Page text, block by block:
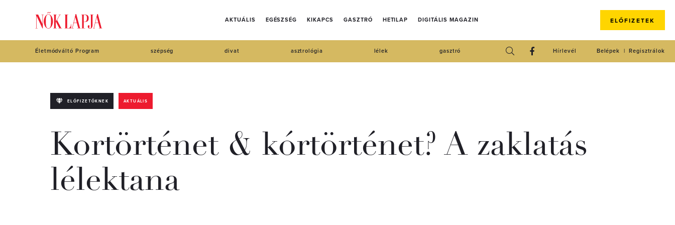
AKTUÁLIS EGÉSZSÉG KIKAPCS GASZTRÓ HETILAP DIGITÁLIS MAGAZIN ELŐFIZETEK
Életmódváltó Program szépség divat asztrológia lélek gasztró Regisztrálok
Belépek
Hírlevél
ELŐFIZETŐKNEK AKTUÁLIS
Kortörténet & kórtörténet? A zaklatás
lélektana